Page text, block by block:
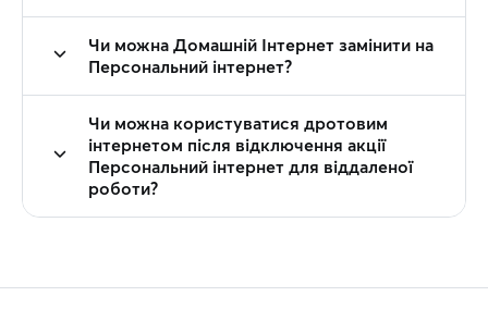
Чи можна Домашній Інтернет замінити на
Персональний інтернет?
Чи можна користуватися дротовим
інтернетом після відключення акції
Персональний інтернет для віддаленої
роботи?